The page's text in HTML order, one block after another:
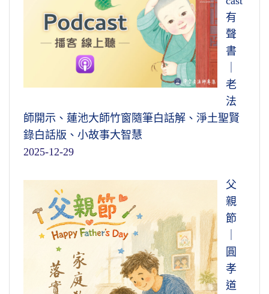
有
聲
書
老
法
師開示、蓮池大師竹窗隨筆白話解、淨土聖賢
錄白話版、小故事大智慧
2025-12-29
父
親
節
圓
孝
道